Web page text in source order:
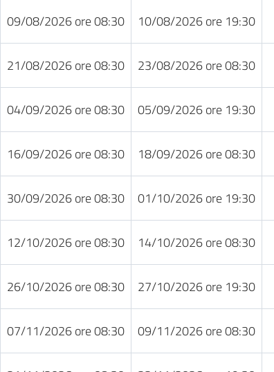
09/08/2026 ore 08:30 10/08/2026 ore 19:30
21/08/2026 ore 08:30 23/08/2026 ore 08:30
04/09/2026 ore 08:30 05/09/2026 ore 19:30
16/09/2026 ore 08:30 18/09/2026 ore 08:30
30/09/2026 ore 08:30 01/10/2026 ore 19:30
12/10/2026 ore 08:30 14/10/2026 ore 08:30
26/10/2026 ore 08:30 27/10/2026 ore 19:30
07/11/2026 ore 08:30 09/11/2026 ore 08:30